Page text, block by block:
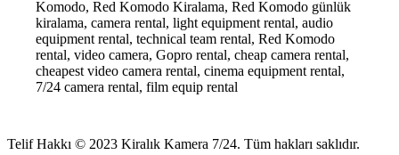
Komodo, Red Komodo Kiralama, Red Komodo günlük
kiralama, camera rental, light equipment rental, audio
equipment rental, technical team rental, Red Komodo
rental, video camera, Gopro rental, cheap camera rental,
cheapest video camera rental, cinema equipment rental,
7/24 camera rental, film equip rental
Telif Hakkı © 2023 Kiralık Kamera 7/24. Tüm hakları saklıdır.